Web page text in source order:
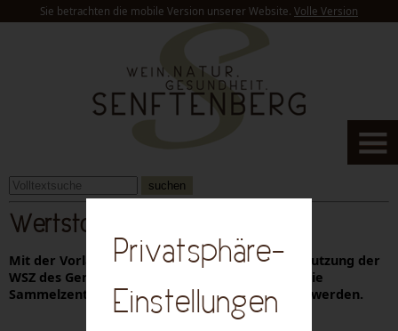
Sie betrachten die mobile Version unserer Website. Volle Version
suchen
Wertstoffsammelzentrum
Mit der Vorlage der "Berechtigungskarte zur Nutzung der
WSZ des Gemeindeverbandes Krems" können die
Sammelzentren im Bezirk Krems-Land benützt werden.
Privatsphäre-
Einstellungen